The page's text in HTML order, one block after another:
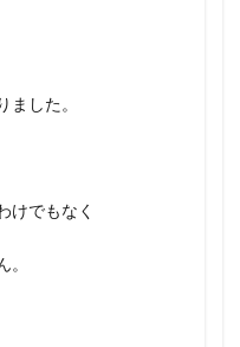
した。
けでもなく